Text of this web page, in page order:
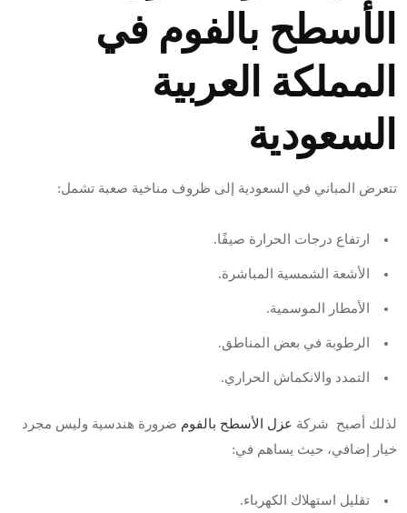
الأسطح بالفوم في
المملكة العربية
السعودية
تتعرض المباني في السعودية إلى ظروف مناخية صعبة تشمل:
ارتفاع درجات الحرارة صيفًا.
الأشعة الشمسية المباشرة.
الأمطار الموسمية.
الرطوبة في بعض المناطق.
التمدد والانكماش الحراري.
لذلك أصبح شركة عزل الأسطح بالفوم ضرورة هندسية وليس مجرد
خيار إضافي، حيث يساهم في:
تقليل استهلاك الكهرباء.